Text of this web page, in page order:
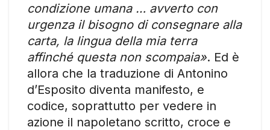
condizione umana … avverto con
urgenza il bisogno di consegnare alla
carta, la lingua della mia terra
affinché questa non scompaia». Ed è
allora che la traduzione di Antonino
d’Esposito diventa manifesto, e
codice, soprattutto per vedere in
azione il napoletano scritto, croce e